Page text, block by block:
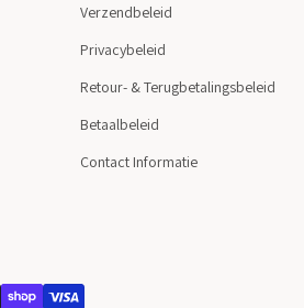
Verzendbeleid
Privacybeleid
Retour- & Terugbetalingsbeleid
Betaalbeleid
Contact Informatie